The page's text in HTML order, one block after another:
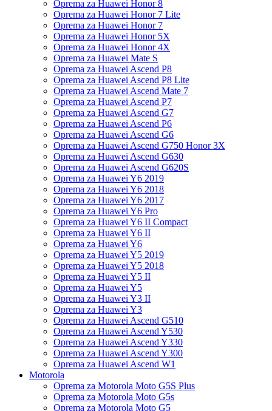
Oprema za Huawei Honor 8
Oprema za Huawei Honor 7 Lite
Oprema za Huawei Honor 7
Oprema za Huawei Honor 5X
Oprema za Huawei Honor 4X
Oprema za Huawei Mate S
Oprema za Huawei Ascend P8
Oprema za Huawei Ascend P8 Lite
Oprema za Huawei Ascend Mate 7
Oprema za Huawei Ascend P7
Oprema za Huawei Ascend G7
Oprema za Huawei Ascend P6
Oprema za Huawei Ascend G6
Oprema za Huawei Ascend G750 Honor 3X
Oprema za Huawei Ascend G630
Oprema za Huawei Ascend G620S
Oprema za Huawei Y6 2019
Oprema za Huawei Y6 2018
Oprema za Huawei Y6 2017
Oprema za Huawei Y6 Pro
Oprema za Huawei Y6 II Compact
Oprema za Huawei Y6 II
Oprema za Huawei Y6
Oprema za Huawei Y5 2019
Oprema za Huawei Y5 2018
Oprema za Huawei Y5 II
Oprema za Huawei Y5
Oprema za Huawei Y3 II
Oprema za Huawei Y3
Oprema za Huawei Ascend G510
Oprema za Huawei Ascend Y530
Oprema za Huawei Ascend Y330
Oprema za Huawei Ascend Y300
Oprema za Huawei Ascend W1
Motorola
Oprema za Motorola Moto G5S Plus
Oprema za Motorola Moto G5s
Oprema za Motorola Moto G5